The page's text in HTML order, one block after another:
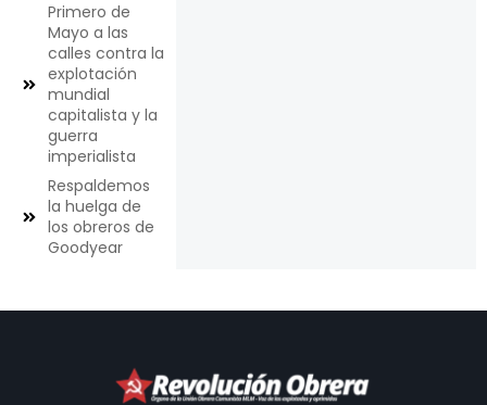
Primero de
Mayo a las
calles contra la
explotación
mundial
capitalista y la
guerra
imperialista
Respaldemos
la huelga de
los obreros de
Goodyear